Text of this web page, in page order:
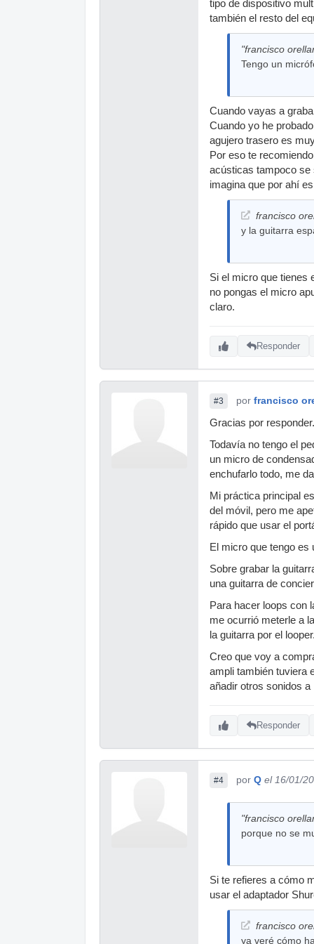
tipo de dispositivo
también el resto del
"francisco
Tengo un
Cuando vayas a
Cuando yo he
agujero trasero es
Por eso te
acústicas tampoco se
imagina que por ahí
francisco
y la guitarra
Si el micro que tienes
no pongas el micro
claro.
Responder
#3 por francisco
Gracias por responder.
Todavía no tengo el
un micro de
enchufarlo todo, me
Mi práctica principal
del móvil, pero me
rápido que usar el
El micro que tengo
Sobre grabar la
una guitarra de
Para hacer loops con
me ocurrió meterle a
la guitarra por el
Creo que voy a
ampli también tuviera
añadir otros sonidos a
Responder
#4 por Q el 16/01/
"francisco
porque no se
Si te refieres a cómo
usar el adaptador
francisco
ya veré cómo